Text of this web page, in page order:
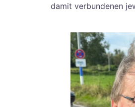
damit verbundenen